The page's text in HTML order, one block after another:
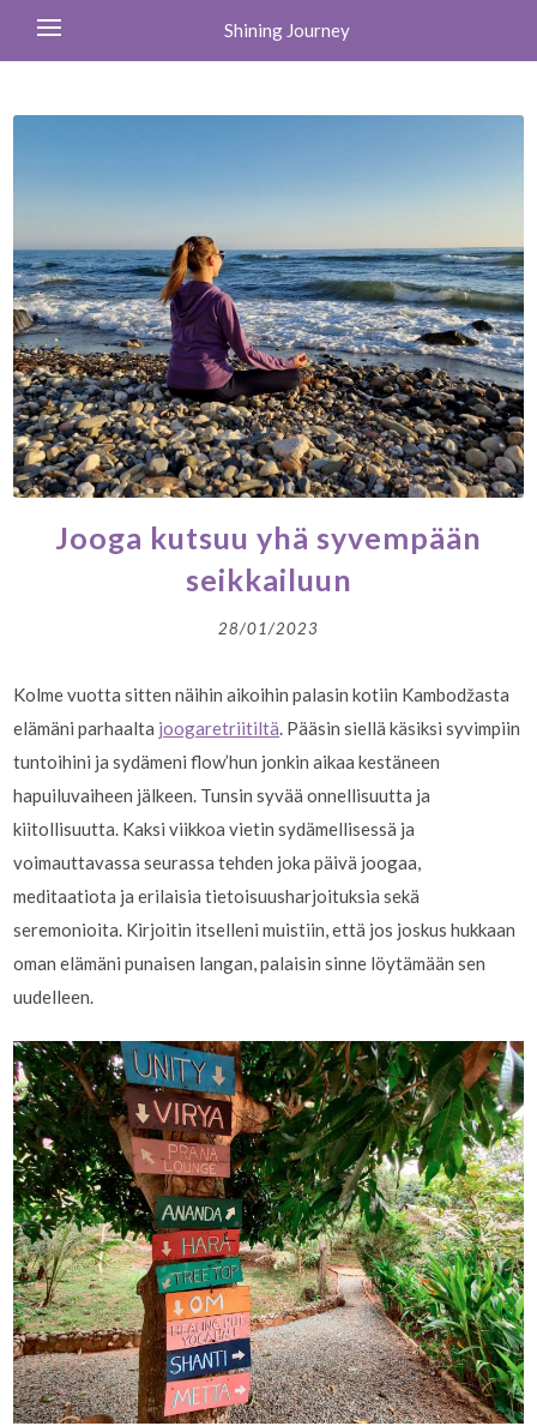
Shining Journey
Jooga kutsuu yhä syvempään
seikkailuun
28/01/2023
Kolme vuotta sitten näihin aikoihin palasin kotiin Kambodžasta
elämäni parhaalta joogaretriitiltä. Pääsin siellä käsiksi syvimpiin
tuntoihini ja sydämeni flow’hun jonkin aikaa kestäneen
hapuiluvaiheen jälkeen. Tunsin syvää onnellisuutta ja
kiitollisuutta. Kaksi viikkoa vietin sydämellisessä ja
voimauttavassa seurassa tehden joka päivä joogaa,
meditaatiota ja erilaisia tietoisuusharjoituksia sekä
seremonioita. Kirjoitin itselleni muistiin, että jos joskus hukkaan
oman elämäni punaisen langan, palaisin sinne löytämään sen
uudelleen.